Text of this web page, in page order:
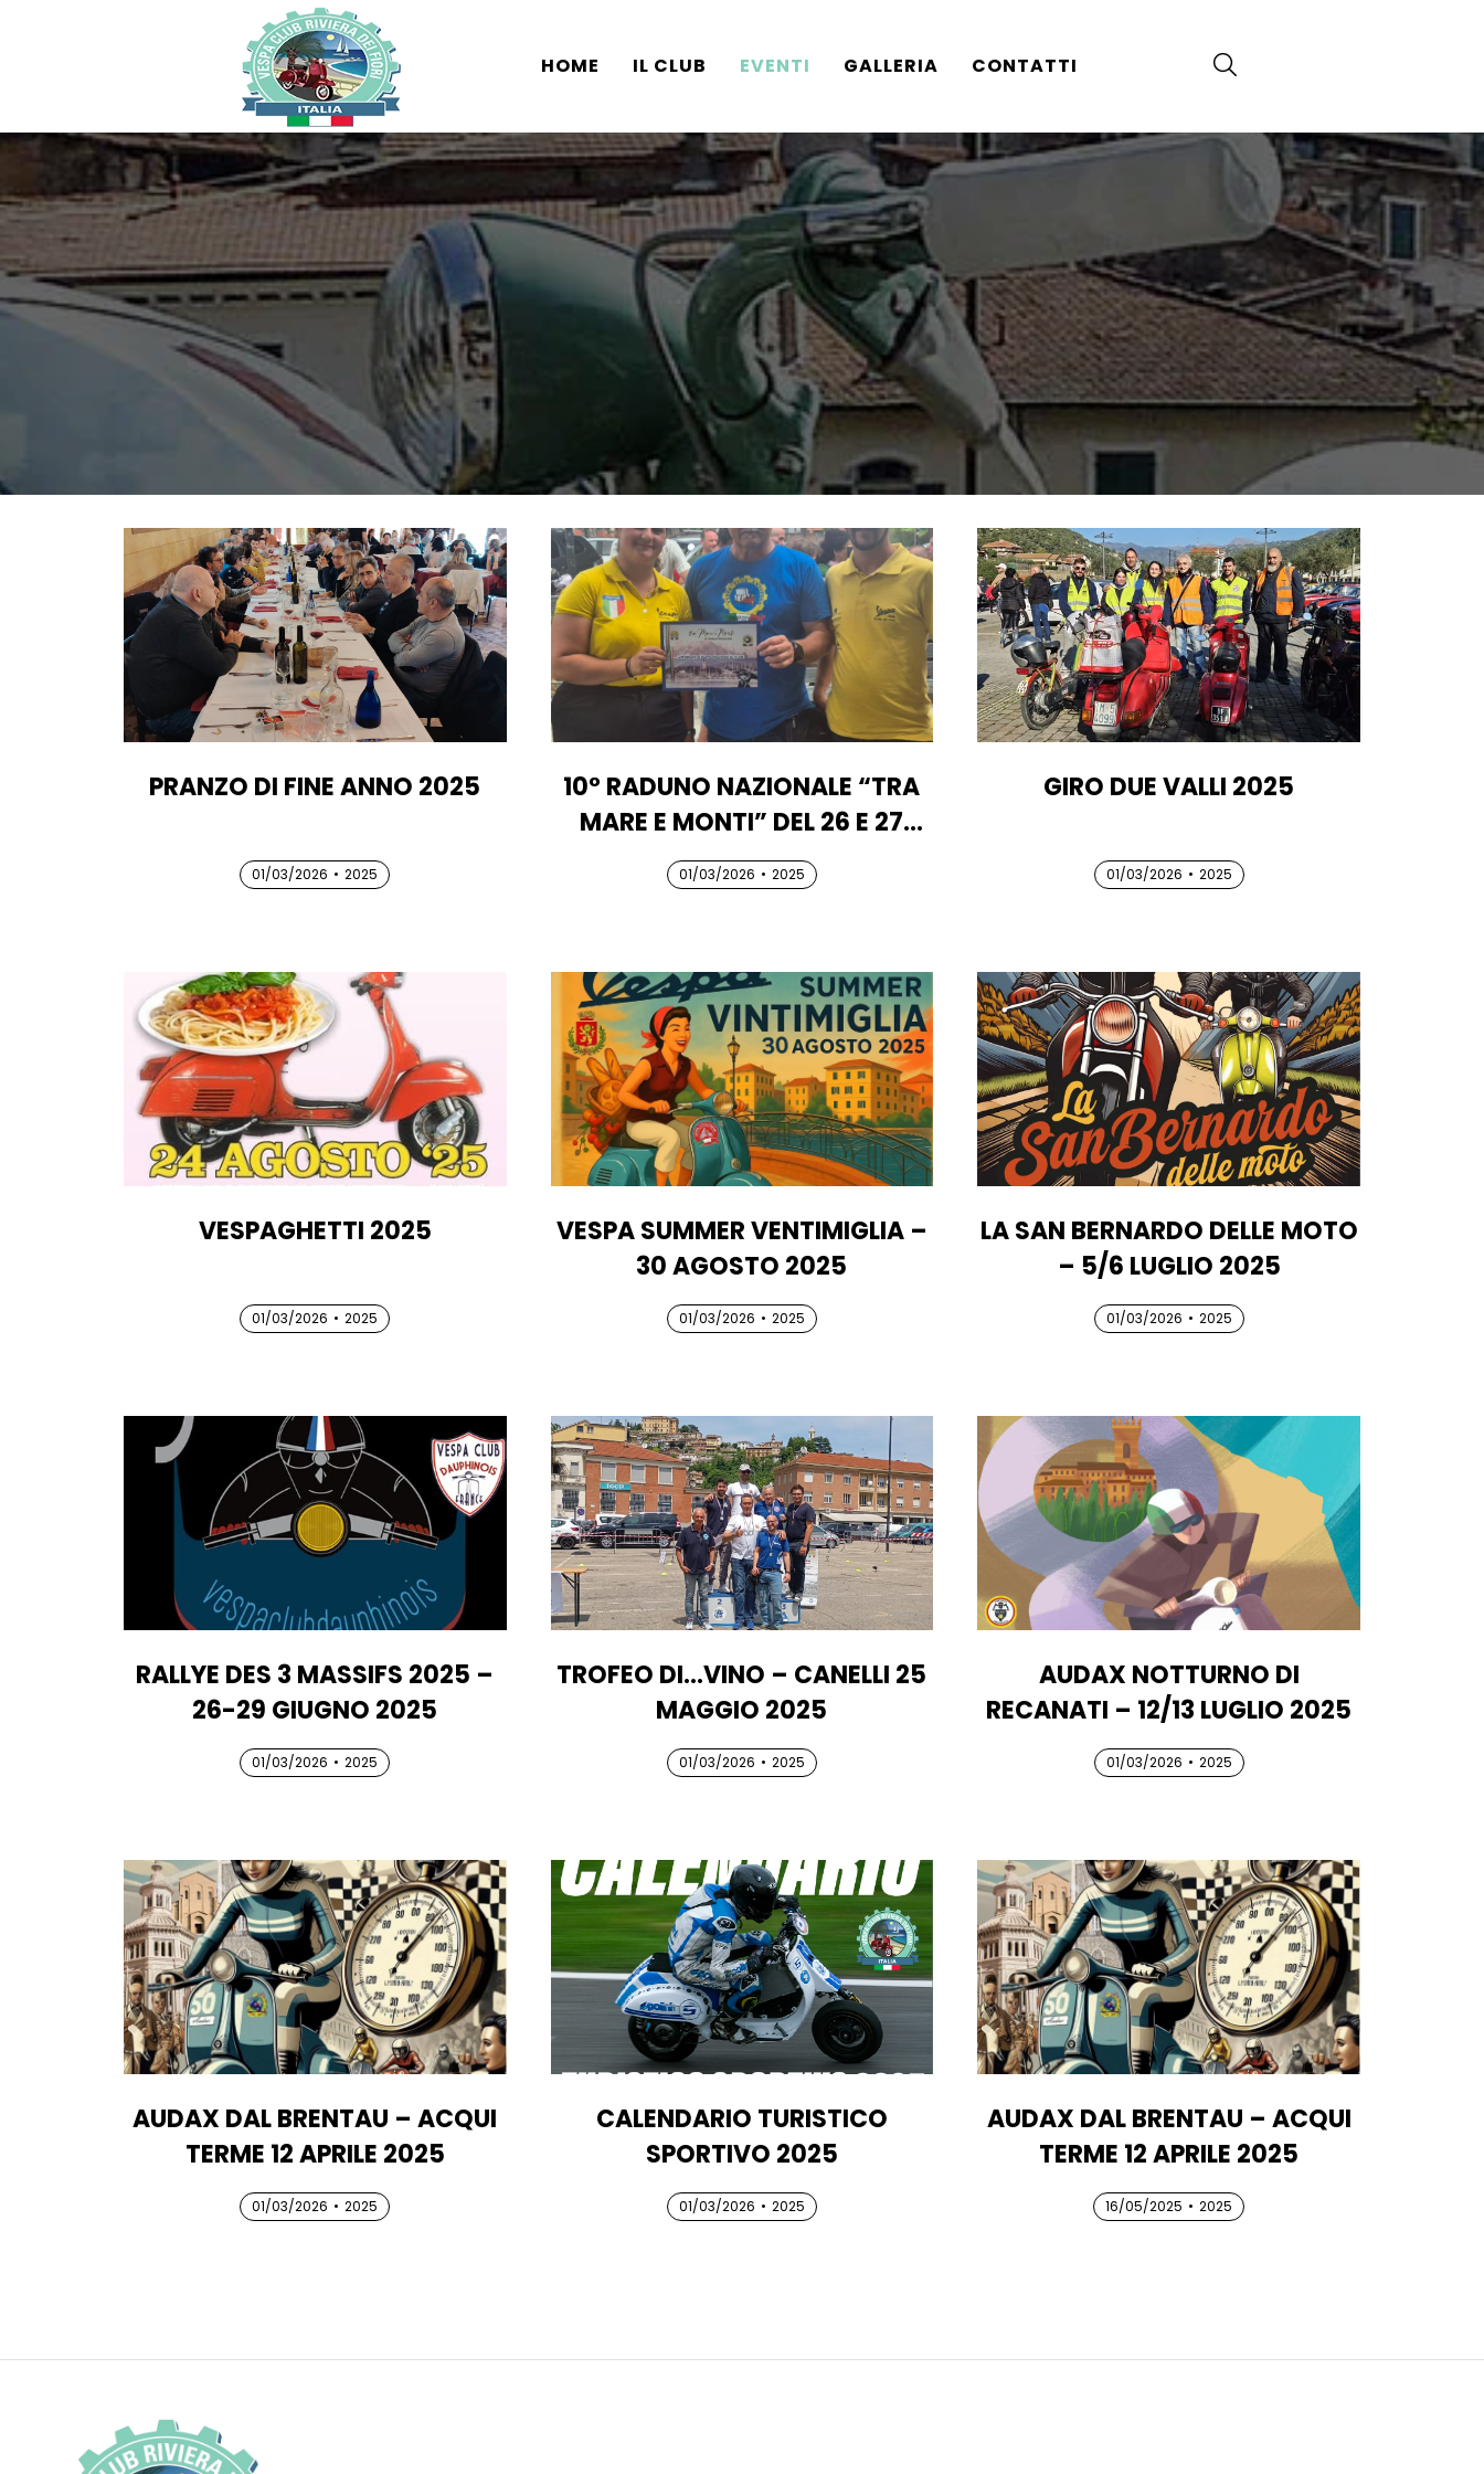
HOME IL CLUB EVENTI GALLERIA CONTATTI
PRANZO DI FINE ANNO 2025
01/03/2026 • 2025
01/03/2026 01/03/2026
10° RADUNO NAZIONALE “TRA
MARE E MONTI” DEL 26 E 27
LUGLIO 2025 A CARRARA
01/03/2026 • 2025
01/03/2026 01/03/2026
GIRO DUE VALLI 2025
01/03/2026 • 2025
01/03/2026
VESPAGHETTI 2025
01/03/2026 • 2025
01/03/2026 01/03/2026
VESPA SUMMER VENTIMIGLIA –
30 AGOSTO 2025
01/03/2026 • 2025
01/03/2026 01/03/2026
LA SAN BERNARDO DELLE MOTO
– 5/6 LUGLIO 2025
01/03/2026 • 2025
01/03/2026
RALLYE DES 3 MASSIFS 2025 –
26-29 GIUGNO 2025
01/03/2026 • 2025
01/03/2026 01/03/2026
TROFEO DI…VINO – CANELLI 25
MAGGIO 2025
01/03/2026 • 2025
01/03/2026 01/03/2026
AUDAX NOTTURNO DI
RECANATI – 12/13 LUGLIO 2025
01/03/2026 • 2025
01/03/2026
AUDAX DAL BRENTAU – ACQUI
TERME 12 APRILE 2025
01/03/2026 • 2025
01/03/2026 01/03/2026
CALENDARIO TURISTICO
SPORTIVO 2025
01/03/2026 • 2025
01/03/2026 01/03/2026
AUDAX DAL BRENTAU – ACQUI
TERME 12 APRILE 2025
16/05/2025 • 2025
16/05/2025 16/05/2025